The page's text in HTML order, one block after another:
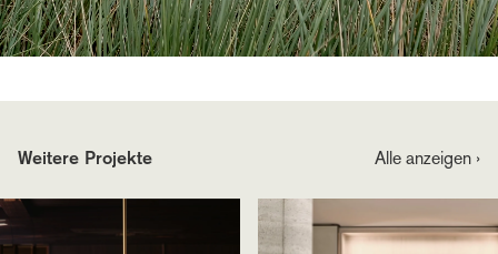
Weitere Projekte Alle anzeigen ›